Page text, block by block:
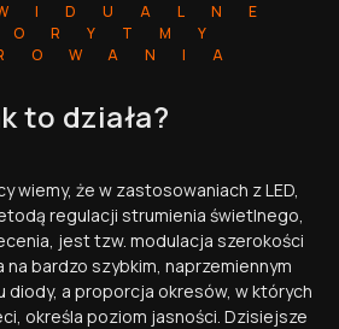
to działa?
wiemy, że w zastosowaniach z LED,
regulacji strumienia świetlnego,
jest tzw. modulacja szerokości
na bardzo szybkim, naprzemiennym
diody, a proporcja okresów, w których
określa poziom jasności. Dzisiejsze